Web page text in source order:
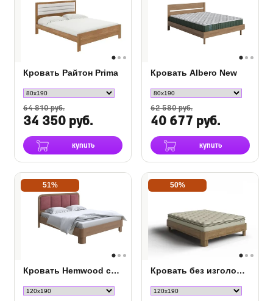
Кровать Райтон Prima
64 810 руб.
34 350 руб.
купить
Кровать Albero New
62 580 руб.
40 677 руб.
купить
51%
Кровать Hemwood сосна
50%
Кровать без изголовья Hemwood Base